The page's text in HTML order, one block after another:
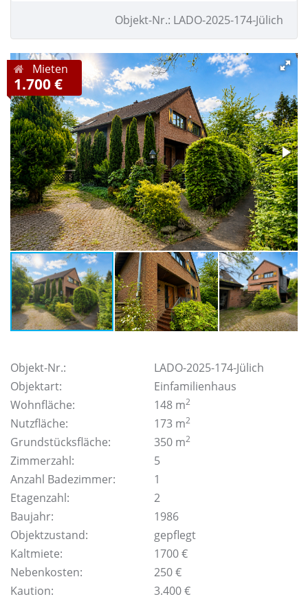
Objekt-Nr.: LADO-2025-174-Jülich
Mieten
1.700 €
Objekt-Nr.:
LADO-2025-174-Jülich
Objektart:
Einfamilienhaus
Wohnfläche:
148 m2
Nutzfläche: 173 m2
Grundstücksfläche: 350 m2
Zimmerzahl:
5
Anzahl Badezimmer:
1
Etagenzahl:
2
Baujahr:
1986
Objektzustand:
gepflegt
Kaltmiete:
1700 €
Nebenkosten:
250 €
Kaution:
3.400 €